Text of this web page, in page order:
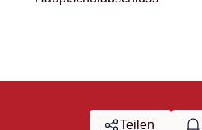
Teilen